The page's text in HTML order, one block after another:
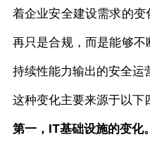
着企业安全建设需求的
再只是合规，而是能够
持续性能力输出的安全运
这种变化主要来源于以下
第一，IT基础设施的变化。